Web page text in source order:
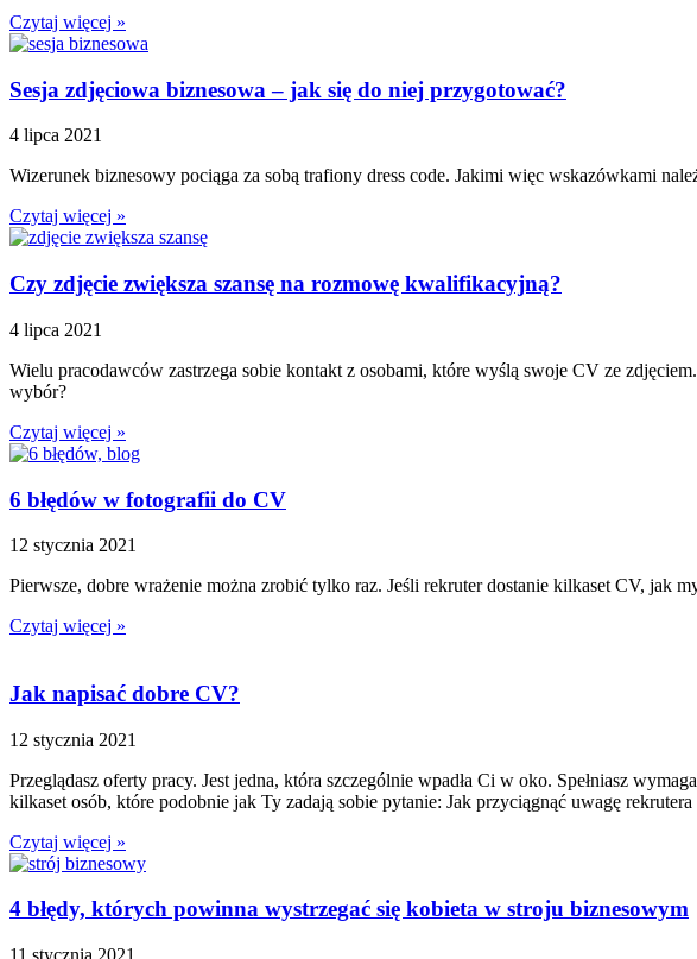
Czytaj więcej »
Sesja zdjęciowa biznesowa – jak się do niej przygotować?
4 lipca 2021
Wizerunek biznesowy pociąga za sobą trafiony dress code. Jakimi więc wskazówkami
Czytaj więcej »
Czy zdjęcie zwiększa szansę na rozmowę kwalifikacyjną?
4 lipca 2021
Wielu pracodawców zastrzega sobie kontakt z osobami, które wyślą swoje CV ze
wybór?
Czytaj więcej »
6 błędów w fotografii do CV
12 stycznia 2021
Pierwsze, dobre wrażenie można zrobić tylko raz. Jeśli rekruter dostanie kilkaset CV, jak
Czytaj więcej »
Jak napisać dobre CV?
12 stycznia 2021
Przeglądasz oferty pracy. Jest jedna, która szczególnie wpadła Ci w oko. Spełniasz
kilkaset osób, które podobnie jak Ty zadają sobie pytanie: Jak przyciągnąć uwagę
Czytaj więcej »
4 błędy, których powinna wystrzegać się kobieta w stroju biznesowym